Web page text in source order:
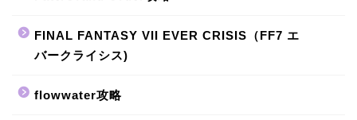
FINAL FANTASY VII EVER CRISIS（FF7 エ
バークライシス)
flowwater攻略